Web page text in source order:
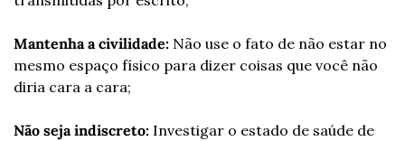
Mantenha a civilidade: Não use o fato de não estar no
mesmo espaço físico para dizer coisas que você não
diria cara a cara;
Não seja indiscreto: Investigar o estado de saúde de